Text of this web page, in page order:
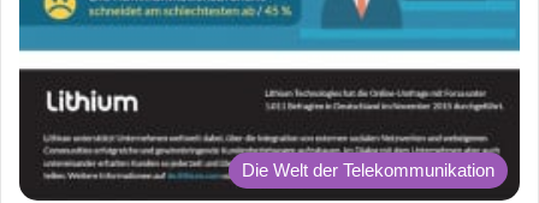
Die Welt der Telekommunikation